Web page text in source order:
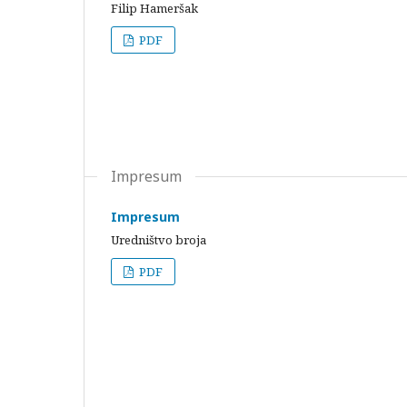
Filip Hameršak
PDF
Impresum
Impresum
Uredništvo broja
PDF